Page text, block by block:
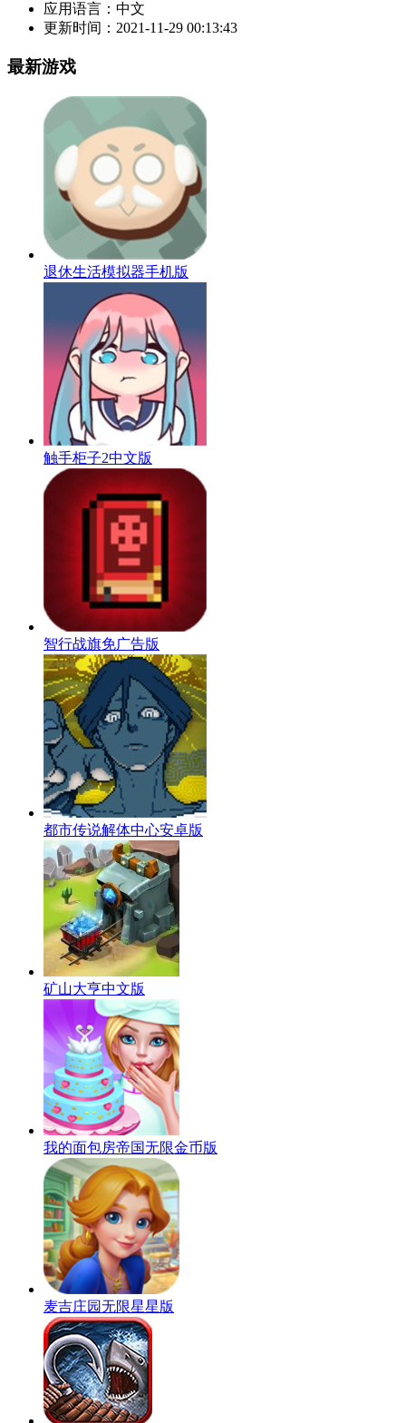
应用语言： 中文
更新时间： 2021-11-29 00:13:43
最新游戏
退休生活模拟器手机版
触手柜子2中文版
智行战旗免广告版
都市传说解体中心安卓版
矿山大亨中文版
我的面包房帝国无限金币版
麦吉庄园无限星星版